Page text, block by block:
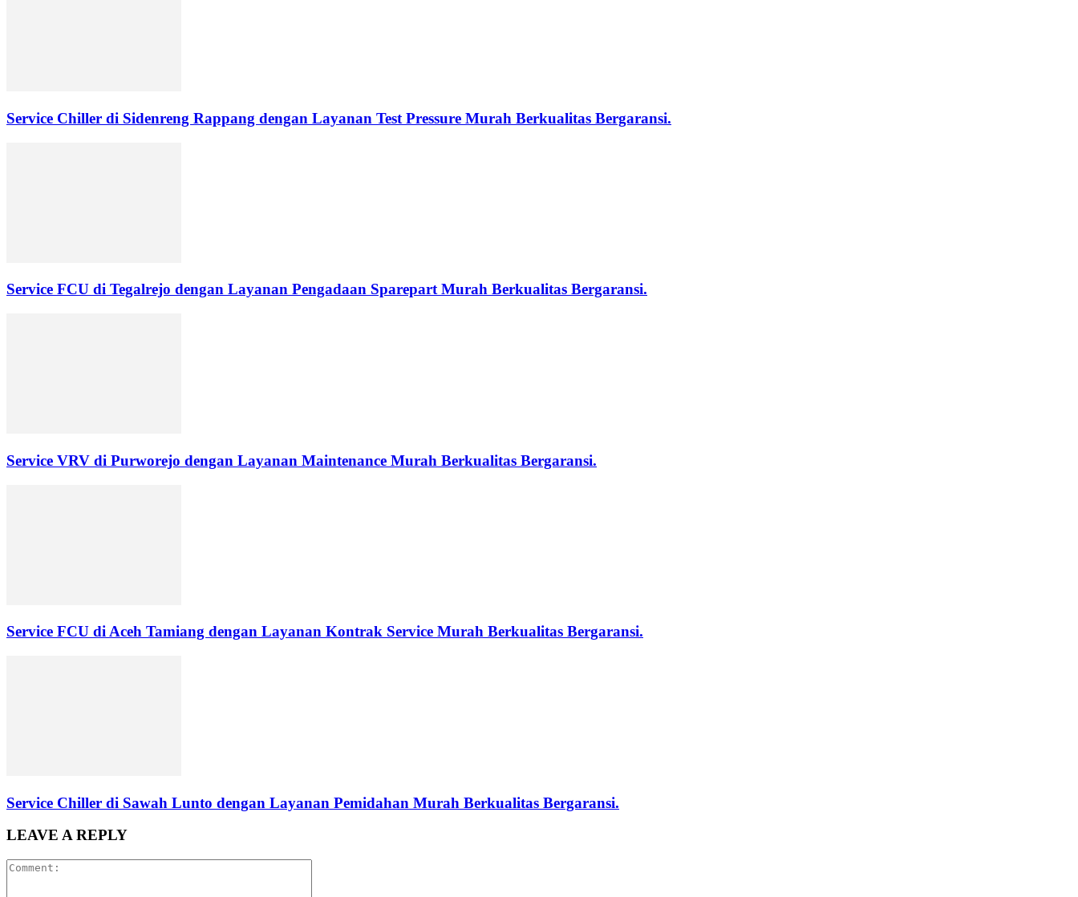
Service Chiller di Sidenreng Rappang dengan Layanan Test Pressure Murah Berkualitas Bergaransi.
Service FCU di Tegalrejo dengan Layanan Pengadaan Sparepart Murah Berkualitas Bergaransi.
Service VRV di Purworejo dengan Layanan Maintenance Murah Berkualitas Bergaransi.
Service FCU di Aceh Tamiang dengan Layanan Kontrak Service Murah Berkualitas Bergaransi.
Service Chiller di Sawah Lunto dengan Layanan Pemidahan Murah Berkualitas Bergaransi.
LEAVE A REPLY